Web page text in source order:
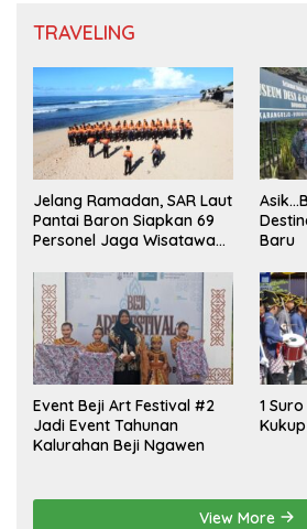
TRAVELING
Jelang Ramadan, SAR Laut
Pantai Baron Siapkan 69
Personel Jaga Wisatawan
Baru
Event Beji Art Festival #2
Jadi Event Tahunan
Kalurahan Beji Ngawen
1
View More